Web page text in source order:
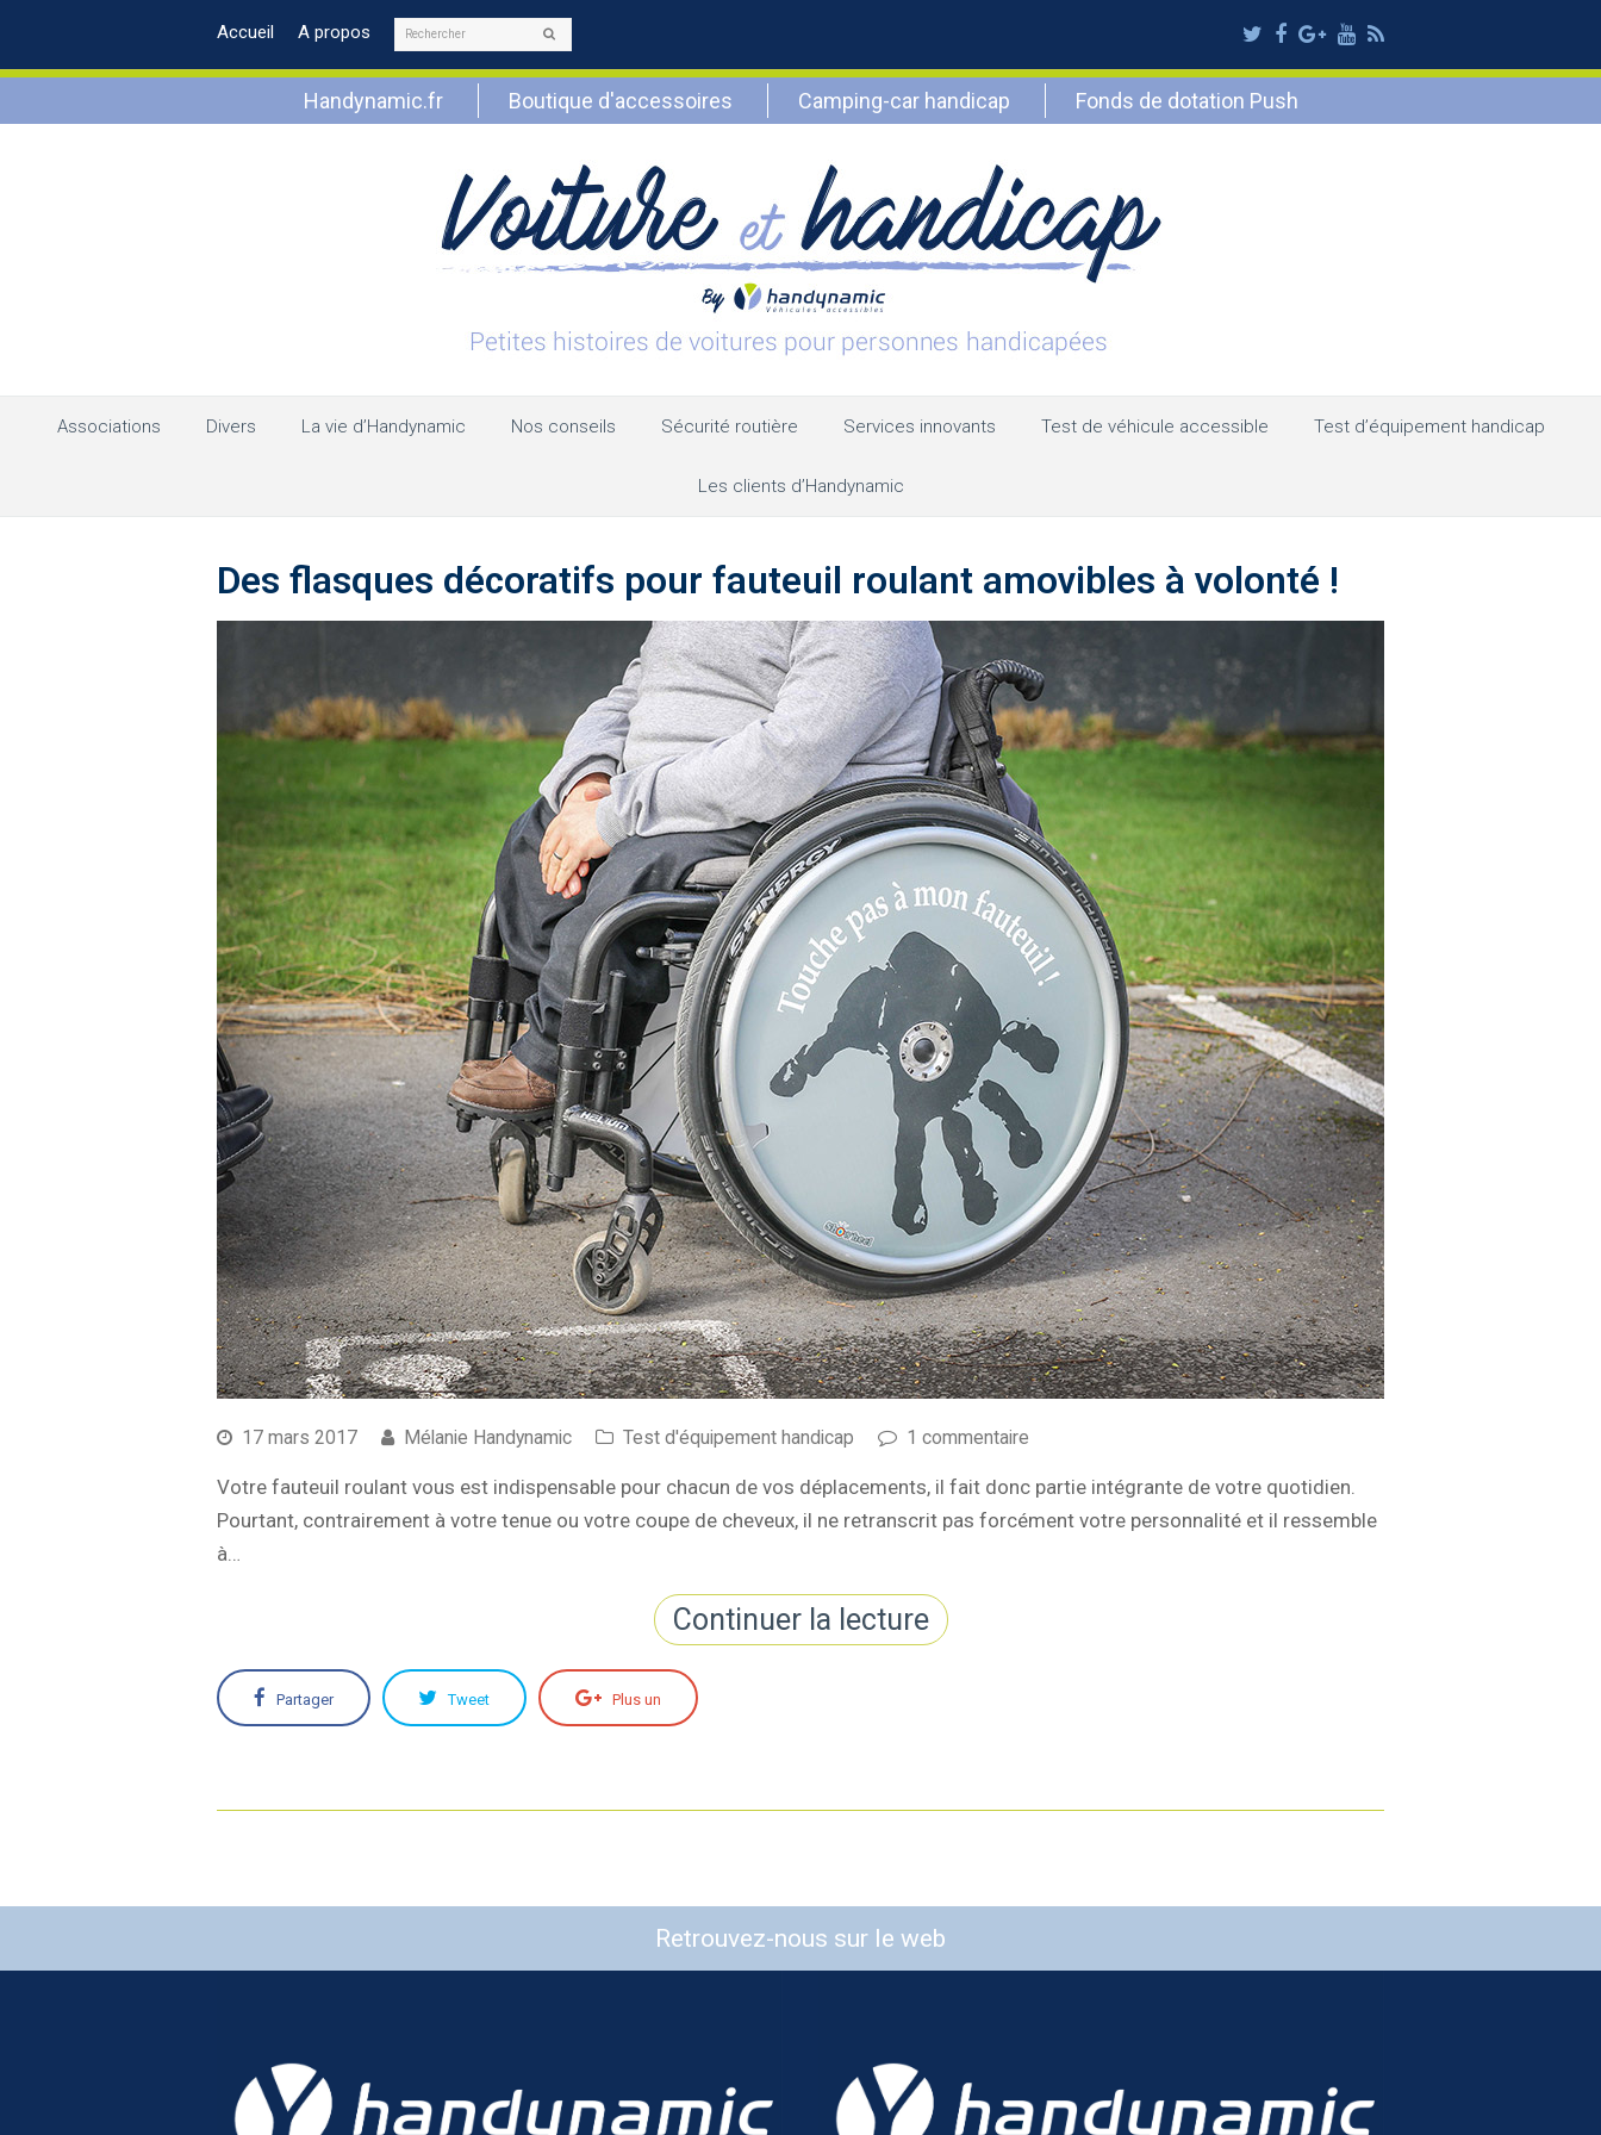
Accueil A propos Rechercher Twitter
Facebook
Google
Plus
Youtube
RSS
Handynamic.fr Boutique d'accessoires Camping-car handicap Fonds de dotation Push
Associations Divers La vie d’Handynamic Nos conseils Sécurité routière Services innovants Test de véhicule accessible Test d’équipement handicap
Les clients d’Handynamic
Des flasques décoratifs pour fauteuil roulant amovibles à volonté !
17 mars 2017 Mélanie Handynamic Test d'équipement handicap 1 commentaire
Votre fauteuil roulant vous est indispensable pour chacun de vos déplacements, il fait donc partie intégrante de votre quotidien.
Pourtant, contrairement à votre tenue ou votre coupe de cheveux, il ne retranscrit pas forcément votre personnalité et il ressemble
à…
Continuer la lecture
Partager Tweet Plus un
Retrouvez-nous sur le web